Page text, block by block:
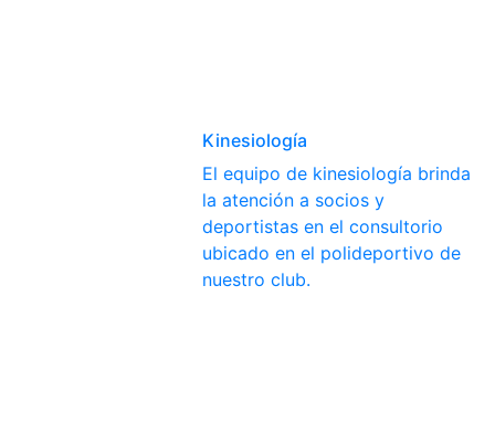
Kinesiología
El equipo de kinesiología brinda
la atención a socios y
deportistas en el consultorio
ubicado en el polideportivo de
nuestro club.